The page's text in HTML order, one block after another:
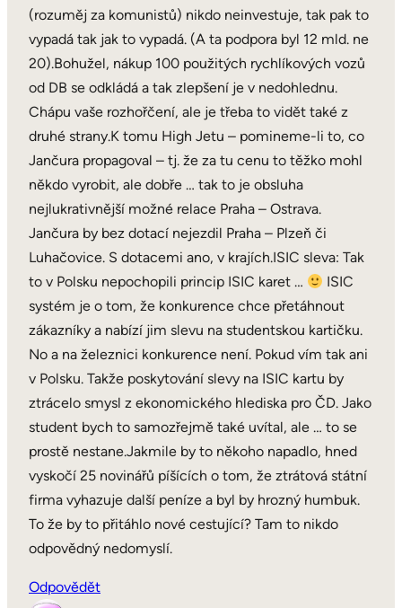
(rozuměj za komunistů) nikdo neinvestuje, tak pak to
vypadá tak jak to vypadá. (A ta podpora byl 12 mld. ne
20).Bohužel, nákup 100 použitých rychlíkových vozů
od DB se odkládá a tak zlepšení je v nedohlednu.
Chápu vaše rozhořčení, ale je třeba to vidět také z
druhé strany.K tomu High Jetu – pomineme-li to, co
Jančura propagoval – tj. že za tu cenu to těžko mohl
někdo vyrobit, ale dobře … tak to je obsluha
nejlukrativnější možné relace Praha – Ostrava.
Jančura by bez dotací nejezdil Praha – Plzeň či
Luhačovice. S dotacemi ano, v krajích.ISIC sleva: Tak
to v Polsku nepochopili princip ISIC karet …
ISIC
systém je o tom, že konkurence chce přetáhnout
zákazníky a nabízí jim slevu na studentskou kartičku.
No a na železnici konkurence není. Pokud vím tak ani
v Polsku. Takže poskytování slevy na ISIC kartu by
ztrácelo smysl z ekonomického hlediska pro ČD. Jako
student bych to samozřejmě také uvítal, ale … to se
prostě nestane.Jakmile by to někoho napadlo, hned
vyskočí 25 novinářů píšících o tom, že ztrátová státní
firma vyhazuje další peníze a byl by hrozný humbuk.
To že by to přitáhlo nové cestující? Tam to nikdo
odpovědný nedomyslí.
Odpovědět